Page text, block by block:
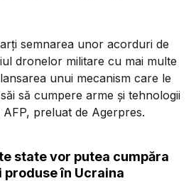
semnarea unor acorduri de
dronelor militare cu mai multe
unui mecanism care le
să cumpere arme și tehnologii
preluat de Agerpres.
state vor putea cumpăra
în Ucraina